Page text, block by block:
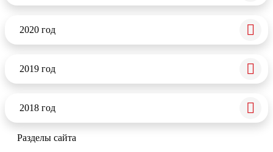
2020 год
2019 год
2018 год
Разделы сайта